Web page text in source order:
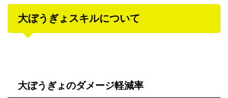
大ぼうぎょスキルについて
大ぼうぎょのダメージ軽減率